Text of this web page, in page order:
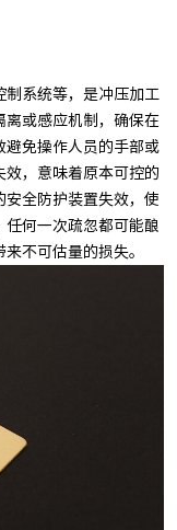
制系统等，是冲压加工
离或感应机制，确保在
避免操作人员的手部或
效，意味着原本可控的
安全防护装置失效，使
任何一次疏忽都可能酿
不可估量的损失。